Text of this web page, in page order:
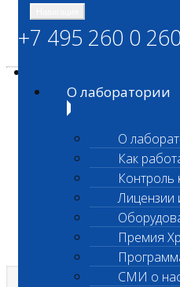
Независимая
+7 495 260 0 260
О лаборатории
О
Как
Контроль
Лицензии
Премия
СМИ о